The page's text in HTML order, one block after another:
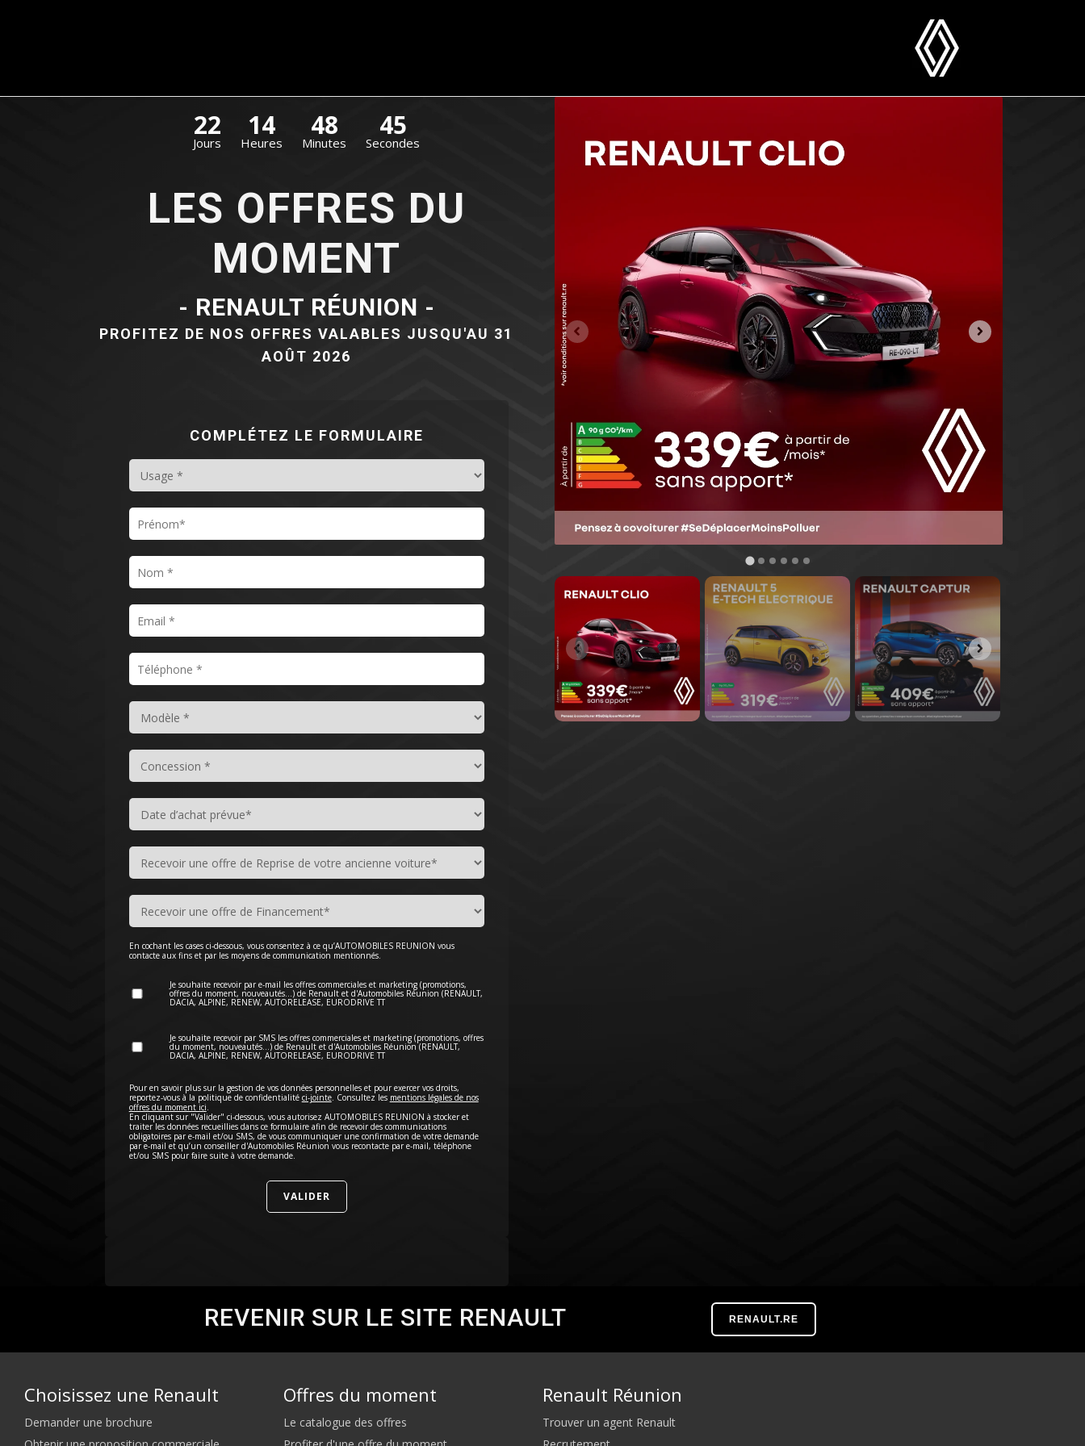
22
Jours
14
Heures
48
Minutes
45
Secondes
LES OFFRES DU
MOMENT
- RENAULT RÉUNION -
PROFITEZ DE NOS OFFRES VALABLES JUSQU'AU 31
AOÛT 2026
COMPLÉTEZ LE FORMULAIRE
En cochant les cases ci-dessous, vous consentez à ce qu’AUTOMOBILES REUNION vous
contacte aux fins et par les moyens de communication mentionnés.
Je souhaite recevoir par e-mail les offres commerciales et marketing (promotions,
offres du moment, nouveautés…) de Renault et d'Automobiles Réunion (RENAULT,
DACIA, ALPINE, RENEW, AUTORELEASE, EURODRIVE TT
Je souhaite recevoir par SMS les offres commerciales et marketing (promotions, offres
du moment, nouveautés…) de Renault et d'Automobiles Réunion (RENAULT,
DACIA, ALPINE, RENEW, AUTORELEASE, EURODRIVE TT
Pour en savoir plus sur la gestion de vos données personnelles et pour exercer vos droits,
reportez-vous à la politique de confidentialité ci-jointe. Consultez les mentions légales de nos
offres du moment ici.
En cliquant sur "Valider" ci-dessous, vous autorisez AUTOMOBILES REUNION à stocker et
traiter les données recueillies dans ce formulaire afin de recevoir des communications
obligatoires par e-mail et/ou SMS, de vous communiquer une confirmation de votre demande
par e-mail et qu’un conseiller d'Automobiles Réunion vous recontacte par e-mail, téléphone
et/ou SMS pour faire suite à votre demande.
REVENIR SUR LE SITE RENAULT RENAULT.RE
Choisissez une Renault
Demander une brochure
Offres du moment
Le catalogue des offres
Renault Réunion
Trouver un agent Renault